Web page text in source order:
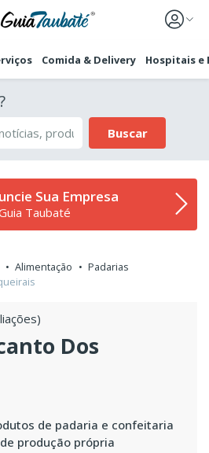
Comida & Delivery Hospitais e
Buscar
Sua Empresa
Taubaté
Alimentação
Padarias
Dos
de padaria e confeitaria
produção própria